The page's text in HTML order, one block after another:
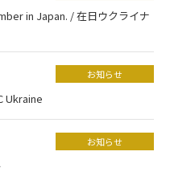
in Japan. / 在日ウクライナ
お知らせ
Ukraine
お知らせ